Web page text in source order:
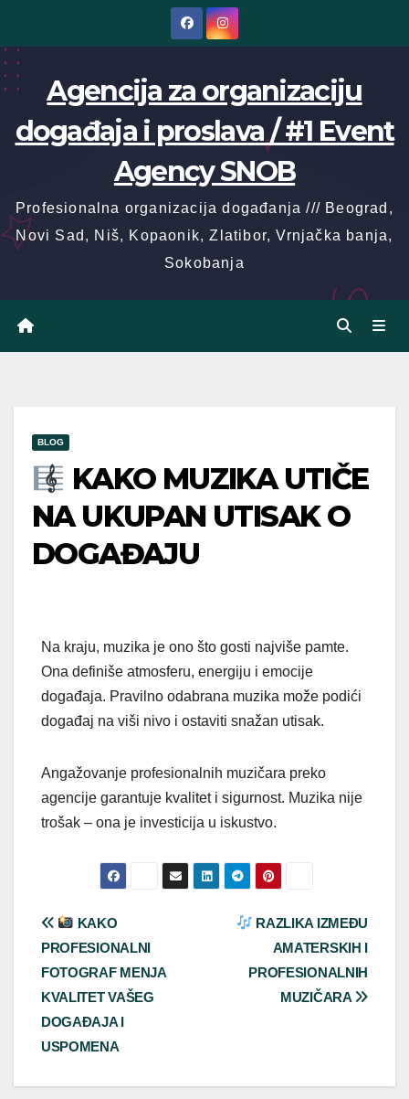
content
Agencija za organizaciju
događaja i proslava / #1 Event
Agency SNOB
Profesionalna organizacija događanja /// Beograd,
Novi Sad, Niš, Kopaonik, Zlatibor, Vrnjačka banja,
Sokobanja
BLOG
KAKO MUZIKA UTIČE
NA UKUPAN UTISAK O
DOGAĐAJU
Na kraju, muzika je ono što gosti najviše pamte.
Ona definiše atmosferu, energiju i emocije
događaja. Pravilno odabrana muzika može podići
događaj na viši nivo i ostaviti snažan utisak.
Angažovanje profesionalnih muzičara preko
agencije garantuje kvalitet i sigurnost. Muzika nije
trošak – ona je investicija u iskustvo.
Post
navigation
RAZLIKA IZMEĐU
AMATERSKIH I
PROFESIONALNIH
MUZIČARA
KAKO
PROFESIONALNI
FOTOGRAF MENJA
KVALITET VAŠEG
DOGAĐAJA I
USPOMENA